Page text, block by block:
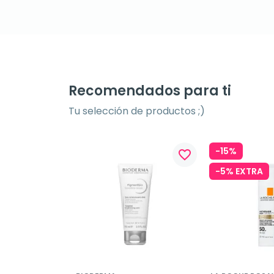
Recomendados para ti
Tu selección de productos ;)
favorite_border
-15%
-5% EXTRA